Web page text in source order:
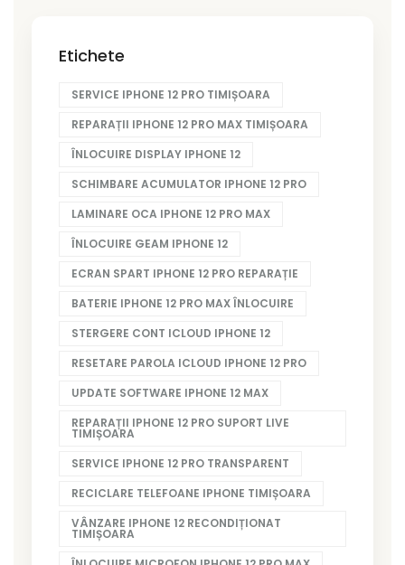
Etichete
SERVICE IPHONE 12 PRO TIMIȘOARA
REPARAȚII IPHONE 12 PRO MAX TIMIȘOARA
ÎNLOCUIRE DISPLAY IPHONE 12
SCHIMBARE ACUMULATOR IPHONE 12 PRO
LAMINARE OCA IPHONE 12 PRO MAX
ÎNLOCUIRE GEAM IPHONE 12
ECRAN SPART IPHONE 12 PRO REPARAȚIE
BATERIE IPHONE 12 PRO MAX ÎNLOCUIRE
STERGERE CONT ICLOUD IPHONE 12
RESETARE PAROLA ICLOUD IPHONE 12 PRO
UPDATE SOFTWARE IPHONE 12 MAX
REPARAȚII IPHONE 12 PRO SUPORT LIVE
TIMIȘOARA
SERVICE IPHONE 12 PRO TRANSPARENT
RECICLARE TELEFOANE IPHONE TIMIȘOARA
VÂNZARE IPHONE 12 RECONDIȚIONAT
TIMIȘOARA